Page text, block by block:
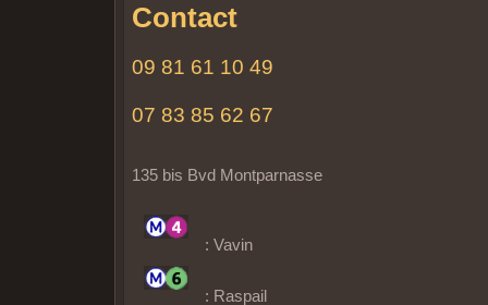
Contact
09 81 61 10 49
07 83 85 62 67
135 bis Bvd Montparnasse
: Vavin
: Raspail